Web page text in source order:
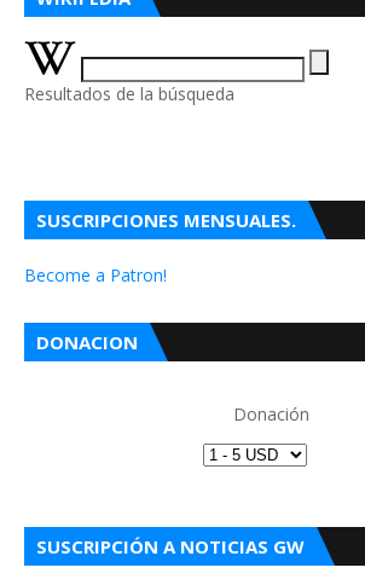
Resultados de la búsqueda
SUSCRIPCIONES MENSUALES.
Become a Patron!
DONACION
Donación
SUSCRIPCIÓN A NOTICIAS GW